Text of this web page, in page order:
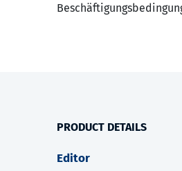
PRODUCT DETAILS
Editor